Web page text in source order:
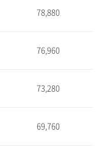
78,880
76,960
73,280
69,760